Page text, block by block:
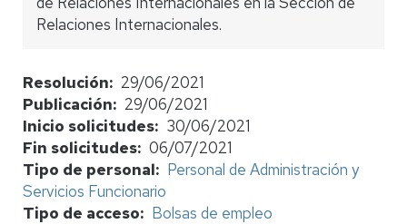
Relaciones Internacionales.
Resolución
29/06/2021
Publicación
29/06/2021
Inicio solicitudes
30/06/2021
Fin solicitudes 06/07/2021
Tipo de personal
Personal de Administración y
Servicios Funcionario
Tipo de acceso
Bolsas de empleo